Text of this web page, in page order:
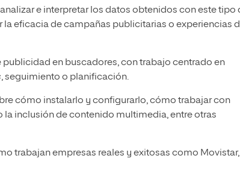
e interpretar los datos obtenidos con este tipo
eficacia de campañas publicitarias o experiencias
en buscadores, con trabajo centrado en
, seguimiento o planificación.
cómo instalarlo y configurarlo, cómo trabajar con
la inclusión de contenido multimedia, entre otras
trabajan empresas reales y exitosas como Movistar,